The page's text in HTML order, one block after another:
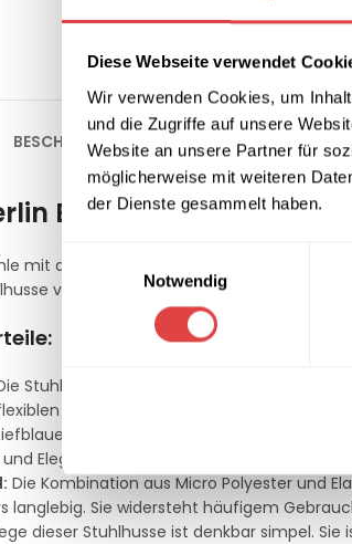
Diese Webseite verwendet
Wir verwenden Cookies, um
und die Zugriffe auf unsere
Website an unsere Partner für
möglicherweise mit weiteren
der Dienste gesammelt haben.
Notwendig
BESCHREIBUNG ZUSÄTZLICHE
Blau
mit der eleganten
vereint sowohl Funktionalität als auch
Stuhlhusse Berlin Blau ist so konzipiert,
Materials aus 90% Micro Polyester
Farbe und das schlichte, jedoch
Eleganz. Sie ist ideal geeignet für
Die Kombination aus Micro Polyester und
langlebig. Sie widersteht häufigem
dieser Stuhlhusse ist denkbar simpel.